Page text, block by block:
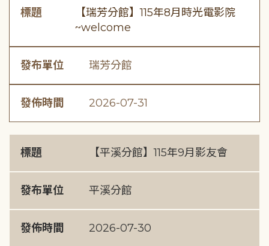
標題
【瑞芳分館】115年8月時光電影院
~welcome
發布單位 瑞芳分館
發佈時間 2026-07-31
標題 【平溪分館】115年9月影友會
發布單位 平溪分館
發佈時間 2026-07-30